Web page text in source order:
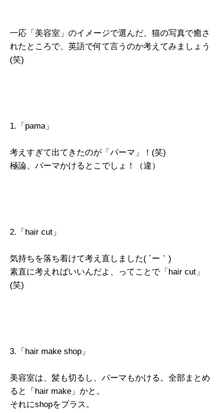
一応「美容室」のイメージで選んだ、猫の写真で癒さ
れたところで、英語で何て言うのか考えてみましょう
(笑)
1.「pama」
考えすぎて出てきたのが「パーマ」！(笑)
極論、パーマかけるとこでしょ！（違）
2.「hair cut」
気持ちを落ち着けて考え直しました( ´ー｀)
素直に考えればいいんだよ、ってことで「hair cut」
(笑)
3.「hair make shop」
美容室は、髪も切るし、パーマもかける。全部まとめ
ると「hair make」かと。
それにshopをプラス。